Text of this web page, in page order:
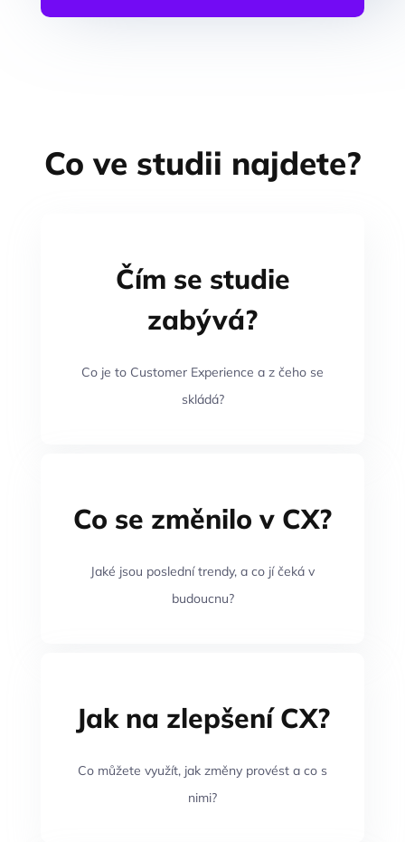
Co ve studii najdete?
Čím se studie
zabývá?
Co je to Customer Experience a z čeho se
skládá?
Co se změnilo v CX?
Jaké jsou poslední trendy, a co jí čeká v
budoucnu?
Jak na zlepšení CX?
Co můžete využít, jak změny provést a co s
nimi?